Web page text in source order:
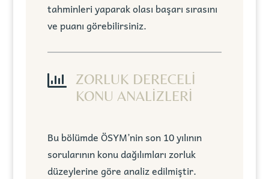
tahminleri yaparak olası başarı sırasını
ve puanı görebilirsiniz.

ZORLUK DERECELİ
KONU ANALİZLERİ
Bu bölümde ÖSYM’nin son 10 yılının
sorularının konu dağılımları zorluk
düzeylerine göre analiz edilmiştir.